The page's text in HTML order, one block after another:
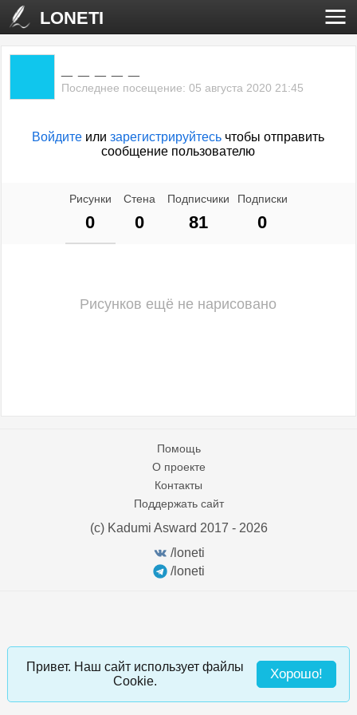
LONETI
Последнее посещение: 05 августа 2020 21:45
Войдите илизарегистрируйтесь чтобы отправить
сообщение пользователю
Рисунки
0
Стена
0
Подписчики
81
Подписки
0
Рисунков ещё не нарисовано
/loneti
/loneti
(c) Kadumi Asward 2017 - 2026
Помощь
О проекте
Контакты
Поддержать сайт
Привет. Наш сайт использует файлы
Cookie.
Хорошо!